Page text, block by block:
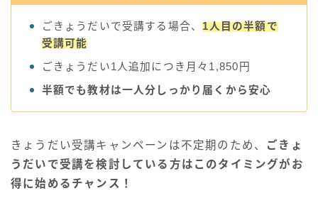
ごきょうだいで受講する場合、 1人目の半額で
受講可能
ごきょうだい1人追加につき月々1,850円
半額でも教材は一人分しっかり届くから安心
きょうだい受講キャンペーンは不定期のため、
ごきょ
うだいで受講を検討している方はこのタイミングがお
得に始めるチャンス！